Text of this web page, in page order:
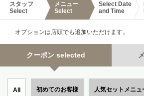
スタッフ
Select
メニュー
Select
Select Date
and Time
オプションは店頭でも追加いただけます。
クーポン selected
All 初めてのお客様 人気セットメニュ